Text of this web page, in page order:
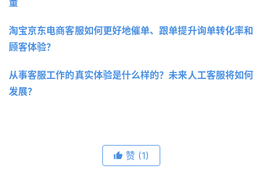
量
淘宝京东电商客服如何更好地催单、跟单提升询单转化率和
顾客体验？
从事客服工作的真实体验是什么样的？未来人工客服将如何
发展？
赞 (1)